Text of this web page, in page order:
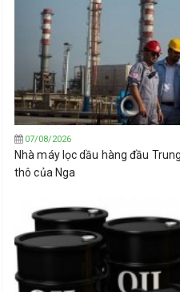
07/08/2026
Nhà máy lọc dầu hàng đầu
thô của Nga